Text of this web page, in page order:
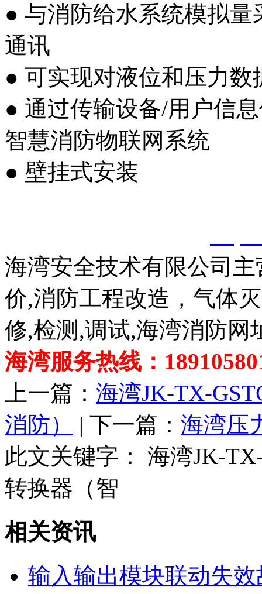
● 与消防给水系统模拟
通讯
● 可实现对液位和压力
● 通过传输设备/用户信
智慧消防物联网系统
● 壁挂式安装
海湾安全技术有限公司
价,消防工程改造，气体
修,检测,调试,海湾消防网
海湾服务热线：
上一篇： 海湾JK-TX-
消防）
| 下一篇： 海湾压
此文关键字：
海湾JK-
转换器（智
相关资讯
输入输出模块联动失效